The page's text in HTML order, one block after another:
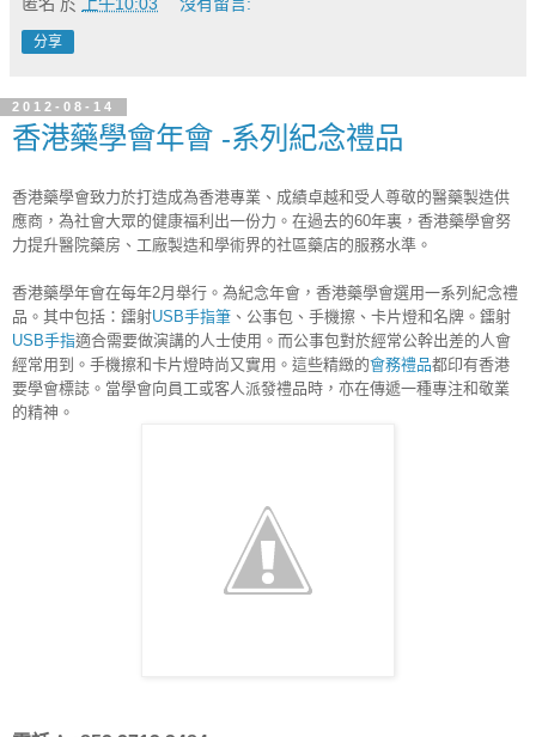
分享
2012-08-14
香港藥學會年會 -系列紀念禮品
香港藥學會致力於打造成為香港專業、成績卓越和受人尊敬的醫藥製造供
應商，為社會大眾的健康福利出一份力。在過去的60年裏，香港藥學會努
力提升醫院藥房、工廠製造和學術界的社區藥店的服務水準。
香港藥學年會在每年2月舉行。為紀念年會，香港藥學會選用一系列紀念禮
品。其中包括：鐳射USB手指筆 、公事包、手機擦、卡片燈和名牌。鐳射
USB手指適合需要做演講的人士使用。而公事包對於經常公幹出差的人會
經常用到。手機擦和卡片燈時尚又實用。這些精緻的會務禮品都印有香港
要學會標誌。當學會向員工或客人派發禮品時，亦在傳遞一種專注和敬業
的精神。